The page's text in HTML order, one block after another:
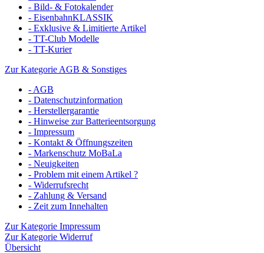
- Bild- & Fotokalender
- EisenbahnKLASSIK
- Exklusive & Limitierte Artikel
- TT-Club Modelle
- TT-Kurier
Zur Kategorie AGB & Sonstiges
- AGB
- Datenschutzinformation
- Herstellergarantie
- Hinweise zur Batterieentsorgung
- Impressum
- Kontakt & Öffnungszeiten
- Markenschutz MoBaLa
- Neuigkeiten
- Problem mit einem Artikel ?
- Widerrufsrecht
- Zahlung & Versand
- Zeit zum Innehalten
Zur Kategorie Impressum
Zur Kategorie Widerruf
Übersicht